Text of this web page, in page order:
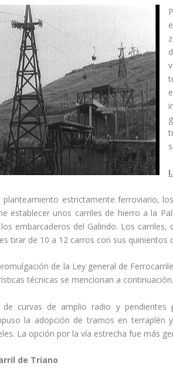
planteamiento estrictamente ferroviario,
establecer unos carriles de hierro a la
embarcaderos del Galindo. Los
tirar de 10 a 12 carros con sus quinientos
de la Ley general de
técnicas se mencionan a continuación.
de curvas de amplio radio y
la adopción de tramos en terraplén
La opción por la ví­a estrecha fue más
de Triano